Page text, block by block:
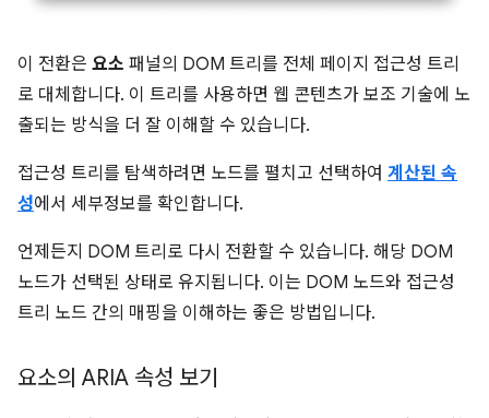
이 전환은 요소 패널의 DOM 트리를 전체 페이지 접근성 트리
로 대체합니다. 이 트리를 사용하면 웹 콘텐츠가 보조 기술에 노
출되는 방식을 더 잘 이해할 수 있습니다.
접근성 트리를 탐색하려면 노드를 펼치고 선택하여 계산된 속
성에서 세부정보를 확인합니다.
언제든지 DOM 트리로 다시 전환할 수 있습니다. 해당 DOM
노드가 선택된 상태로 유지됩니다. 이는 DOM 노드와 접근성
트리 노드 간의 매핑을 이해하는 좋은 방법입니다.
요소의 ARIA 속성 보기